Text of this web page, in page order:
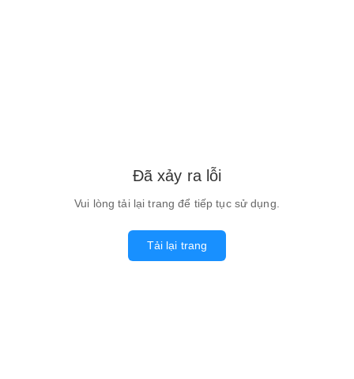
Đã xảy ra lỗi
Vui lòng tải lại trang để tiếp tục sử dụng.
Tải lại trang